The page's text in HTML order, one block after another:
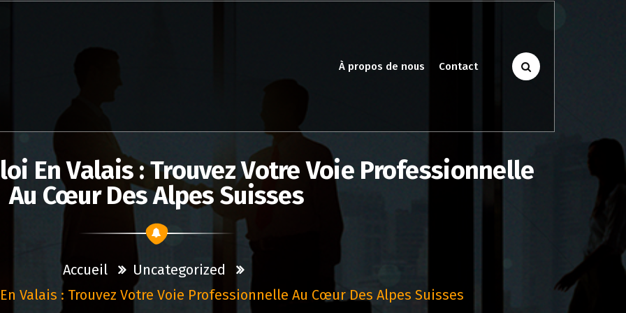
À propos de nous Contact
En Valais : Trouvez Votre Voie Professionnelle
Au Cœur Des Alpes Suisses
Accueil
Uncategorized
Valais : Trouvez Votre Voie Professionnelle Au Cœur Des Alpes Suisses